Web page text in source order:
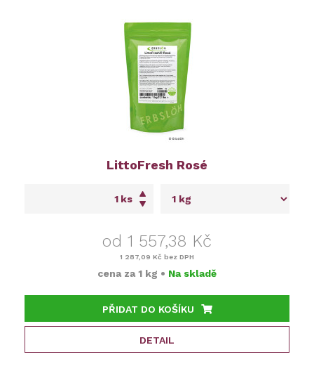
LittoFresh Rosé
ks
od 1 557,38 Kč
1 287,09 Kč bez DPH
cena za 1 kg • Na skladě
PŘIDAT DO KOŠÍKU
DETAIL